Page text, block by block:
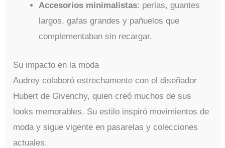
Accesorios minimalistas: perlas, guantes
largos, gafas grandes y pañuelos que
complementaban sin recargar.
Su impacto en la moda
Audrey colaboró estrechamente con el diseñador
Hubert de Givenchy, quien creó muchos de sus
looks memorables. Su estilo inspiró movimientos de
moda y sigue vigente en pasarelas y colecciones
actuales.